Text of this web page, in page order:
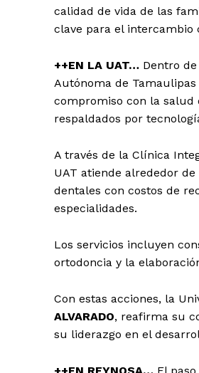
calidad de vida de las
clave para el intercambio
++EN LA UAT… Dentro
Autónoma de Tamaulipas
compromiso con la salud
respaldados por
A través de la Clínica
UAT atiende alrededor
dentales con costos de
especialidades.
Los servicios incluyen
ortodoncia y la
Con estas acciones, la
ALVARADO, reafirma su
su liderazgo en el